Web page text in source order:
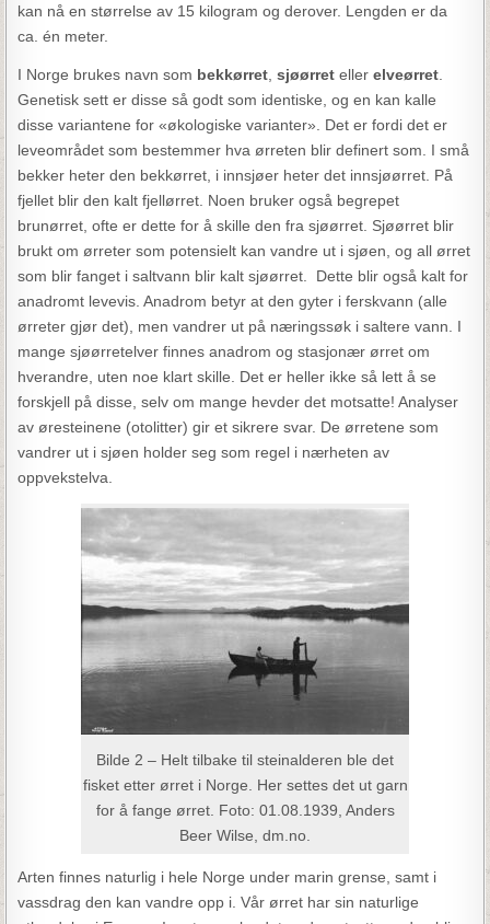
kan nå en størrelse av 15 kilogram og derover. Lengden er da
ca. én meter.
I Norge brukes navn som bekkørret ,sjøørret ellerelveørret
Genetisk sett er disse så godt som identiske, og en kan kalle
disse variantene for «økologiske varianter». Det er fordi det er
leveområdet som bestemmer hva ørreten blir definert som. I små
bekker heter den bekkørret, i innsjøer heter det innsjøørret. På
fjellet blir den kalt fjellørret. Noen bruker også begrepet
brunørret, ofte er dette for å skille den fra sjøørret. Sjøørret blir
brukt om ørreter som potensielt kan vandre ut i sjøen, og all ørret
som blir fanget i saltvann blir kalt sjøørret. Dette blir også kalt for
anadromt levevis. Anadrom betyr at den gyter i ferskvann (alle
ørreter gjør det), men vandrer ut på næringssøk i saltere vann. I
mange sjøørretelver finnes anadrom og stasjonær ørret om
hverandre, uten noe klart skille. Det er heller ikke så lett å se
forskjell på disse, selv om mange hevder det motsatte! Analyser
av øresteinene (otolitter) gir et sikrere svar. De ørretene som
vandrer ut i sjøen holder seg som regel i nærheten av
oppvekstelva.
Bilde 2 – Helt tilbake til steinalderen ble det
fisket etter ørret i Norge. Her settes det ut garn
for å fange ørret. Foto: 01.08.1939, Anders
Beer Wilse, dm.no.
Arten finnes naturlig i hele Norge under marin grense, samt i
vassdrag den kan vandre opp i. Vår ørret har sin naturlige